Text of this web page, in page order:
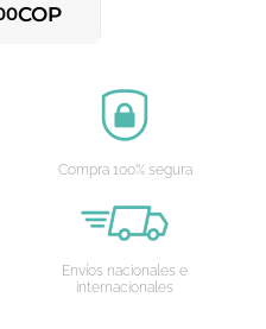
COP
Compra 100% segura
Envíos nacionales e
internacionales